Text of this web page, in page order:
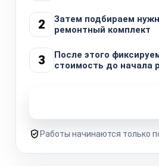
2
Затем подбираем
ремонтный комплект
3
После этого
стоимость до начала
Работы начинаются только